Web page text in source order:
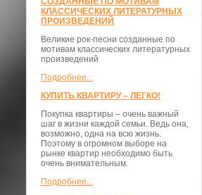
КЛАССИЧЕСКИХ ЛИТЕРАТУРНЫХ
ПРОИЗВЕДЕНИЙ
Великие рок-песни созданные по
мотивам классических литературных
произведений
Подробнее...
КУПИТЬ КВАРТИРУ – ЛЕГКО!
Покупка квартиры – очень важный
шаг в жизни каждой семьи. Ведь она,
возможно, одна на всю жизнь.
Поэтому в огромном выборе на
рынке квартир необходимо быть
очень внимательным.
Подробнее...